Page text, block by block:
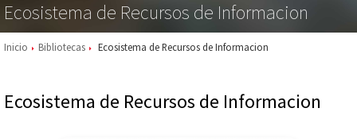
Ecosistema de Recursos de Informacion
Inicio Bibliotecas Ecosistema de Recursos de Informacion
Ecosistema de Recursos de Informacion